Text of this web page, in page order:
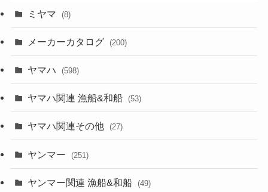
ミヤマ (8)
メーカーカタログ (200)
ヤマハ (598)
ヤマハ関連 漁船&和船 (53)
ヤマハ関連その他 (27)
ヤンマー (251)
ヤンマー関連 漁船&和船 (49)